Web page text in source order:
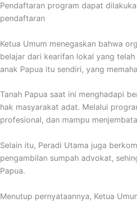
Pendaftaran program dapat
pendaftaran
Ketua Umum menegaskan bahwa
belajar dari kearifan lokal yang
anak Papua itu sendiri, yang
Tanah Papua saat ini menghadapi
hak masyarakat adat. Melalui
profesional, dan mampu
Selain itu, Peradi Utama juga
pengambilan sumpah advokat,
Papua.
Menutup pernyataannya, Ketua